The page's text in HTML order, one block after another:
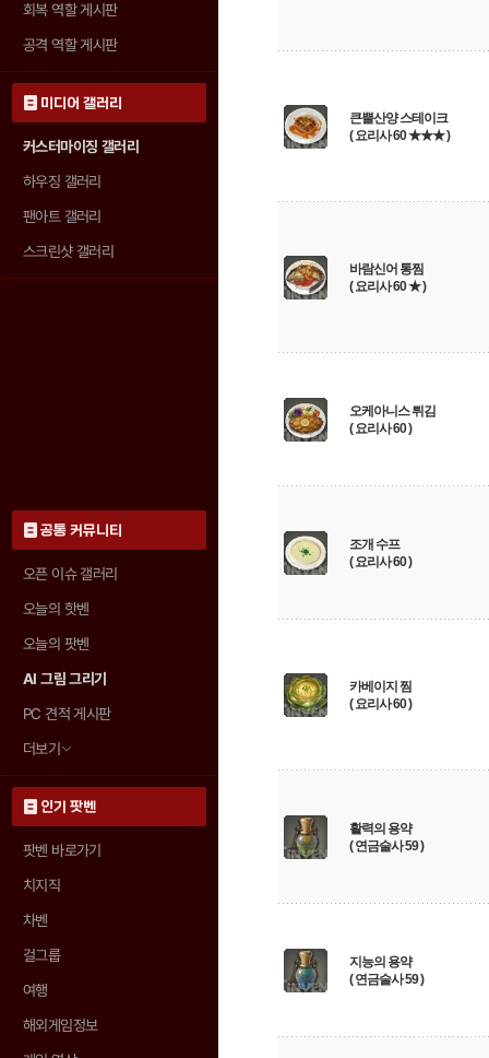
회복 역할 게시판
공격 역할 게시판
미디어 갤러리
커스터마이징 갤러리
하우징 갤러리
팬아트 갤러리
스크린샷 갤러리
공통 커뮤니티
오픈 이슈 갤러리
오늘의 핫벤
오늘의 팟벤
AI 그림 그리기
PC 견적 게시판
더보기
인기 팟벤
팟벤 바로가기
치지직
차벤
걸그룹
여행
해외게임정보
큰뿔산양 스테이크
( 요리사 60 ★★★ )
바람신어 통찜
( 요리사 60 ★ )
오케아니스 튀김
( 요리사 60 )
조개 수프
( 요리사 60 )
카베이지 찜
( 요리사 60 )
활력의 용약
( 연금술사 59 )
지능의 용약
( 연금술사 59 )